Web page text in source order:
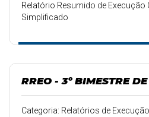
Relatório Resumido de Execução
Simplificado
RREO - 3º BIMESTRE
Categoria: Relatórios de